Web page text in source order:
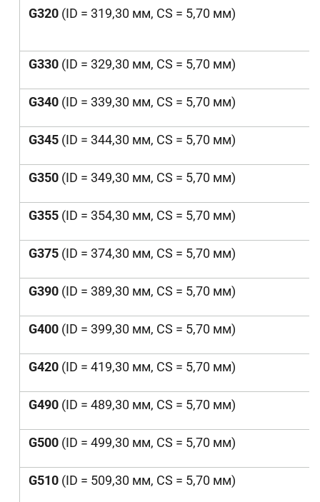
G320 (ID = 319,30 мм, CS = 5,70 мм)
G330 (ID = 329,30 мм, CS = 5,70 мм)
G340 (ID = 339,30 мм, CS = 5,70 мм)
G345 (ID = 344,30 мм, CS = 5,70 мм)
G350 (ID = 349,30 мм, CS = 5,70 мм)
G355 (ID = 354,30 мм, CS = 5,70 мм)
G375 (ID = 374,30 мм, CS = 5,70 мм)
G390 (ID = 389,30 мм, CS = 5,70 мм)
G400 (ID = 399,30 мм, CS = 5,70 мм)
G420 (ID = 419,30 мм, CS = 5,70 мм)
G490 (ID = 489,30 мм, CS = 5,70 мм)
G500 (ID = 499,30 мм, CS = 5,70 мм)
G510 (ID = 509,30 мм, CS = 5,70 мм)